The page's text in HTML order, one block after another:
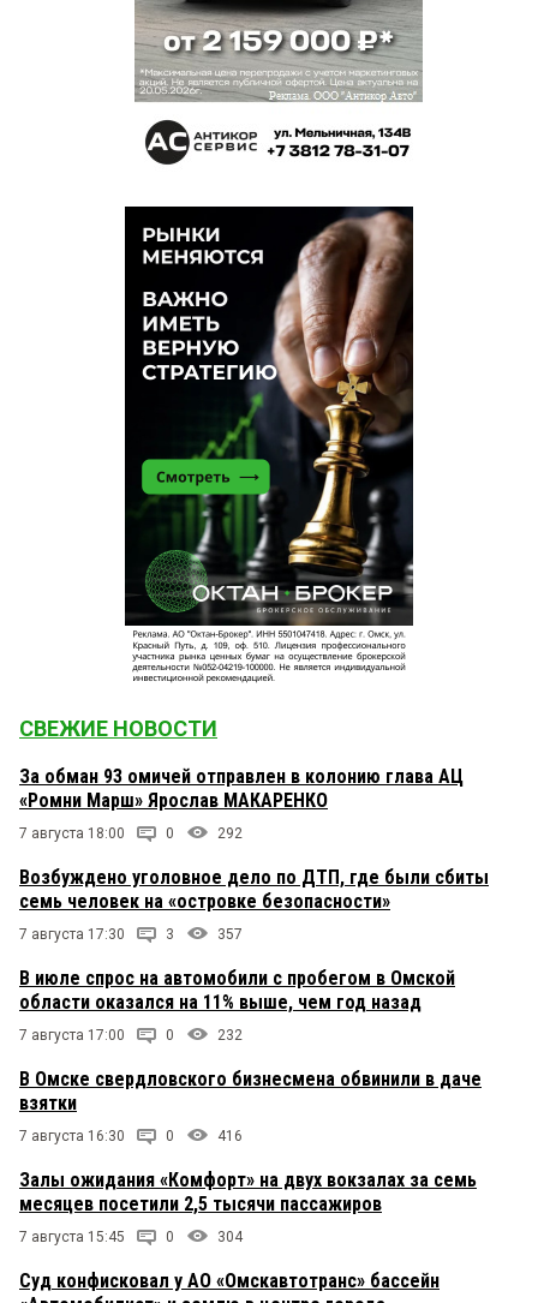
СВЕЖИЕ НОВОСТИ
За обман 93 омичей отправлен в колонию глава АЦ
«Ромни Марш» Ярослав МАКАРЕНКО
7 августа 18:00 0 292
Возбуждено уголовное дело по ДТП, где были сбиты
семь человек на «островке безопасности»
7 августа 17:30 3 357
В июле спрос на автомобили с пробегом в Омской
области оказался на 11% выше, чем год назад
7 августа 17:00 0 232
В Омске свердловского бизнесмена обвинили в даче
взятки
7 августа 16:30 0 416
Залы ожидания «Комфорт» на двух вокзалах за семь
месяцев посетили 2,5 тысячи пассажиров
7 августа 15:45 0 304
Суд конфисковал у АО «Омскавтотранс» бассейн